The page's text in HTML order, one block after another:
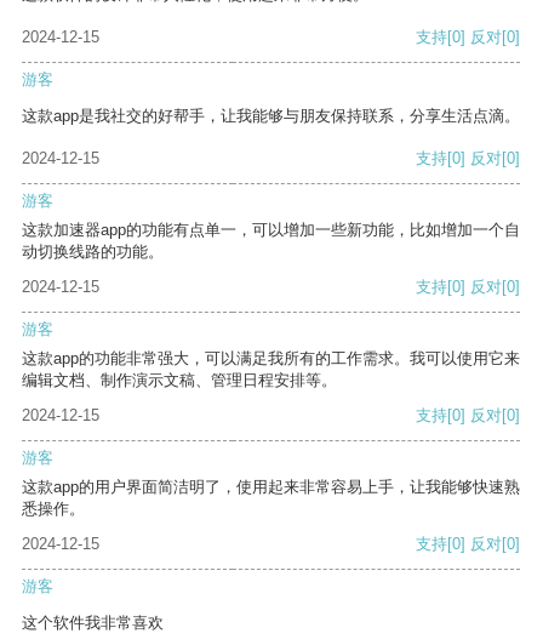
2024-12-15 支持[0] 反对[0]
游客
这款app是我社交的好帮手，让我能够与朋友保持联系，分享生活点滴。
2024-12-15 支持[0] 反对[0]
游客
这款加速器app的功能有点单一，可以增加一些新功能，比如增加一个自
动切换线路的功能。
2024-12-15
支持[0] 反对[0]
游客
这款app的功能非常强大，可以满足我所有的工作需求。我可以使用它来
编辑文档、制作演示文稿、管理日程安排等。
2024-12-15
支持[0] 反对[0]
游客
这款app的用户界面简洁明了，使用起来非常容易上手，让我能够快速熟
悉操作。
2024-12-15
支持[0] 反对[0]
游客
这个软件我非常喜欢